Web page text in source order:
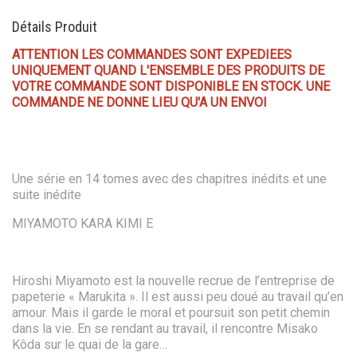
Détails Produit
ATTENTION LES COMMANDES SONT EXPEDIEES
UNIQUEMENT QUAND L'ENSEMBLE DES PRODUITS DE
VOTRE COMMANDE SONT DISPONIBLE EN STOCK. UNE
COMMANDE NE DONNE LIEU QU'A UN ENVOI
Une série en 14 tomes avec des chapitres inédits et une
suite inédite
MIYAMOTO KARA KIMI E
Hiroshi Miyamoto est la nouvelle recrue de l’entreprise de
papeterie « Marukita ». Il est aussi peu doué au travail qu’en
amour. Mais il garde le moral et poursuit son petit chemin
dans la vie. En se rendant au travail, il rencontre Misako
Kôda sur le quai de la gare…